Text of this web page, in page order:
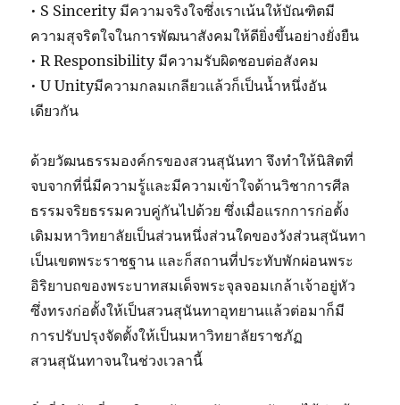
• S Sincerity มีความจริงใจซึ่งเราเน้นให้บัณฑิตมี
ความสุจริตใจในการพัฒนาสังคมให้ดียิ่งขึ้นอย่างยั่งยืน
• R Responsibility มีความรับผิดชอบต่อสังคม
• U Unityมีความกลมเกลียวแล้วก็เป็นน้ำหนึ่งอัน
เดียวกัน
ด้วยวัฒนธรรมองค์กรของสวนสุนันทา จึงทำให้นิสิตที่
จบจากที่นี่มีความรู้และมีความเข้าใจด้านวิชาการศีล
ธรรมจริยธรรมควบคู่กันไปด้วย ซึ่งเมื่อแรกการก่อตั้ง
เดิมมหาวิทยาลัยเป็นส่วนหนึ่งส่วนใดของวังส่วนสุนันทา
เป็นเขตพระราชฐาน และก็สถานที่ประทับพักผ่อนพระ
อิริยาบถของพระบาทสมเด็จพระจุลจอมเกล้าเจ้าอยู่หัว
ซึ่งทรงก่อตั้งให้เป็นสวนสุนันทาอุทยานแล้วต่อมาก็มี
การปรับปรุงจัดตั้งให้เป็นมหาวิทยาลัยราชภัฏ
สวนสุนันทาจนในช่วงเวลานี้